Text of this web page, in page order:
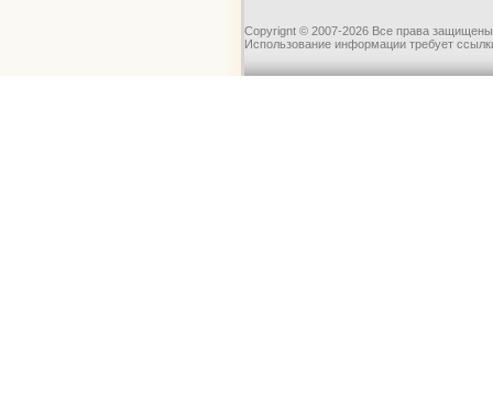
Copyrignt © 2007-2026 Все права
Использование информации требует